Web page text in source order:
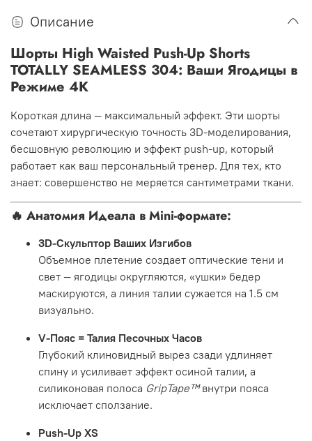
Описание
Шорты High Waisted Push-Up Shorts
TOTALLY SEAMLESS 304: Ваши Ягодицы в
Режиме 4K
Короткая длина — максимальный эффект. Эти шорты
сочетают хирургическую точность 3D-моделирования,
бесшовную революцию и эффект push-up, который
работает как ваш персональный тренер. Для тех, кто
знает: совершенство не меряется сантиметрами ткани.
🔥 Анатомия Идеала в Mini-формате:
3D-Скульптор Ваших Изгибов
Объемное плетение создает оптические тени и
свет — ягодицы округляются, «ушки» бедер
маскируются, а линия талии сужается на 1.5 см
визуально.
V-Пояс = Талия Песочных Часов
Глубокий клиновидный вырез сзади удлиняет
спину и усиливает эффект осиной талии, а
силиконовая полоса GripTape™ внутри пояса
исключает сползание.
Push-Up XS